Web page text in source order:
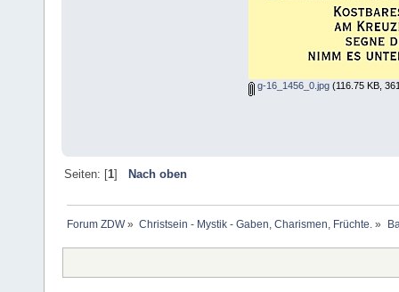
g-16_1456_0.jpg (116.75 KB,
Seiten: [1] Nach oben
Forum ZDW» Christsein - Mystik - Gaben, Charismen, Früchte. »